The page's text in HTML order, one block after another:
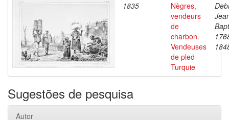
1835
Nègres,
vendeurs
de
charbon.
Vendeuses
de pled
Turquie
Sugestões de pesquisa
Autor